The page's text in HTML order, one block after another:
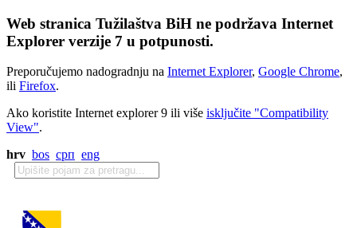
Web stranica Tužilaštva BiH ne podržava Internet
Explorer verzije 7 u potpunosti.
Preporučujemo nadogradnju na Internet Explorer, Google Chrome,
ili Firefox.
Ako koristite Internet explorer 9 ili više isključite "Compatibility
View".
hrv bos срп eng